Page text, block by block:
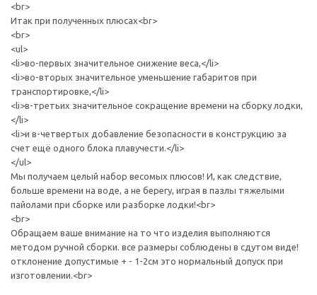
<br>
Итак при полученных плюсах<br>
<br>
<ul>
<li>во-первых значительное снижение веса,</li>
<li>во-вторых значительное уменьшение габаритов при
транспортировке,</li>
<li>в-третьих значительное сокращение времени на сборку лодки,
</li>
<li>и в-четвертых добавление безопасности в конструкцию за
счет ещё одного блока плавучести.</li>
</ul>
Мы получаем целый набор весомых плюсов! И, как следствие,
больше времени на воде, а не берегу, играя в пазлы тяжелыми
пайолами при сборке или разборке лодки!<br>
<br>
Обращаем ваше внимание на то что изделия выполняются
методом ручной сборки. все размеры соблюдены в сдутом виде!
отклонение допустимые + - 1-2см это нормальный допуск при
изготовлении.<br>